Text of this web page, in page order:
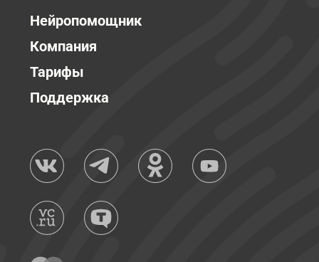
Нейропомощник
Компания
Тарифы
Поддержка